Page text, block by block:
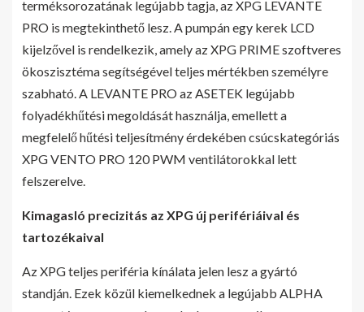
terméksorozatának legújabb tagja, az XPG LEVANTE
PRO is megtekinthető lesz. A pumpán egy kerek LCD
kijelzővel is rendelkezik, amely az XPG PRIME szoftveres
ökoszisztéma segítségével teljes mértékben személyre
szabható. A LEVANTE PRO az ASETEK legújabb
folyadékhűtési megoldását használja, emellett a
megfelelő hűtési teljesítmény érdekében csúcskategóriás
XPG VENTO PRO 120 PWM ventilátorokkal lett
felszerelve.
Kimagasló precizitás az XPG új perifériáival és
tartozékaival
Az XPG teljes periféria kínálata jelen lesz a gyártó
standján. Ezek közül kiemelkednek a legújabb ALPHA